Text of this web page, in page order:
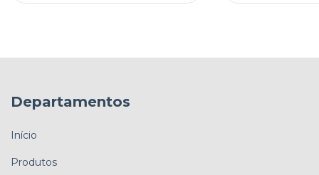
Departamentos
Início
Produtos